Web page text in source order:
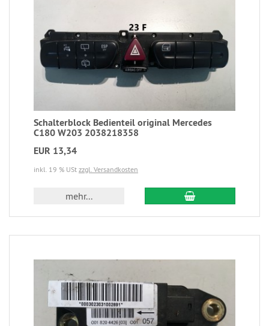
Schalterblock Bedienteil original Mercedes
C180 W203 2038218358
EUR 13,34
inkl. 19 % USt zzgl. Versandkosten
mehr...